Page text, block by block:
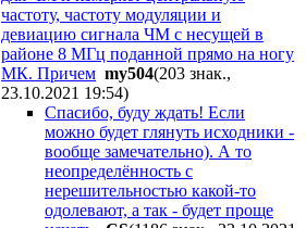
частоту, частоту модуляции и
девиацию сигнала ЧМ с несущей в
районе 8 МГц поданной прямо на ногу
МК. Причем my504(203 знак.,
23.10.2021 19:54)
Спасибо, буду ждать! Если
можно будет глянуть исходники -
вообще замечательно). А то
неопределённость с
нерешительностью какой-то
одолевают, а так - будет проще